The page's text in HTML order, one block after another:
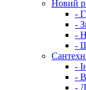
Новий
-
-
-
-
-
-
-